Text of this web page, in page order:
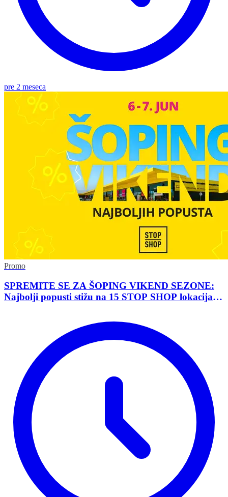
pre 2 meseca
Promo
SPREMITE SE ZA ŠOPING VIKEND SEZONE:
Najbolji popusti stižu na 15 STOP SHOP lokacija